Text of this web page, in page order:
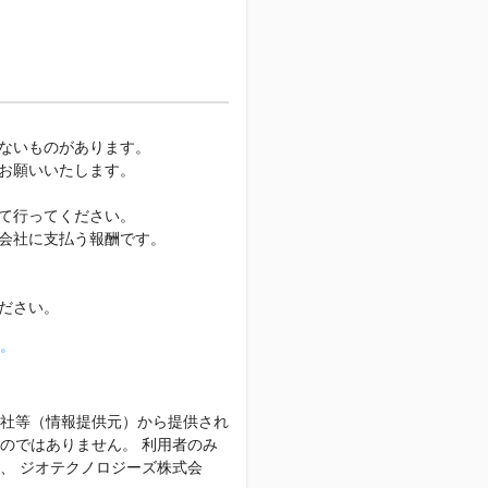
いものがあります。
願いいたします。
行ってください。
に支払う報酬です。
さい。
等（情報提供元）から提供され
ではありません。 利用者のみ
ジオテクノロジーズ株式会